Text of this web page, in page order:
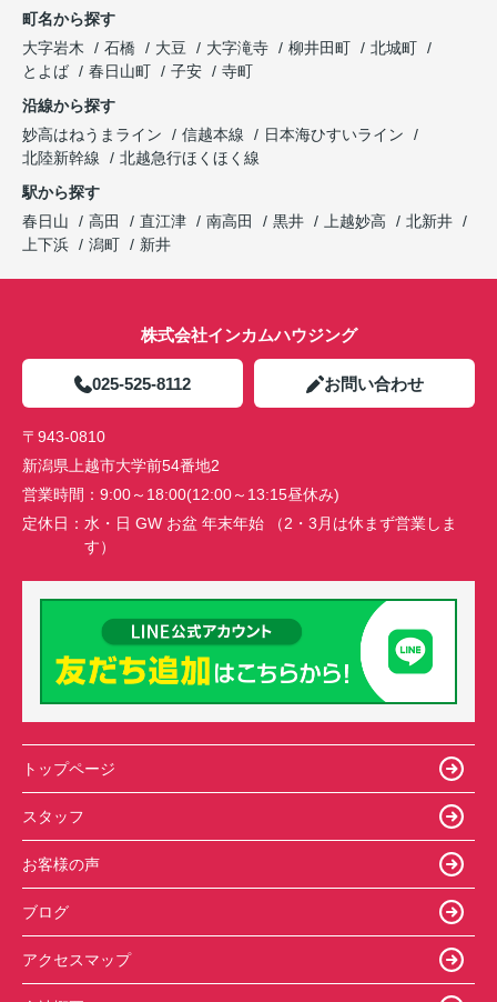
町名から探す
大字岩木
石橋 大豆 大字滝寺 柳井田町
北城町
とよば
春日山町 子安
寺町
沿線から探す
妙高はねうまライン
信越本線
日本海ひすいライン
北陸新幹線
北越急行ほくほく線
駅から探す
春日山
高田 直江津 南高田 黒井 上越妙高
北新井
上下浜
潟町 新井
株式会社インカムハウジング
025-525-8112 お問い合わせ
〒943-0810
新潟県上越市大学前54番地2
営業時間： 9:00～18:00(12:00～13:15昼休み)
定休日： 水・日 GW お盆 年末年始 （2・3月は休まず営業しま
す）
トップページ
スタッフ
お客様の声
ブログ
アクセスマップ